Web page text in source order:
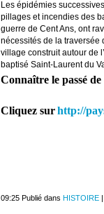
Les épidémies
pillages et incendies des
guerre de Cent Ans, ont
nécessités de la traversée
village construit autour de
baptisé Saint-Laurent du
Connaître le passé
Cliquez sur http://
09:25 Publié dans HISTOIRE